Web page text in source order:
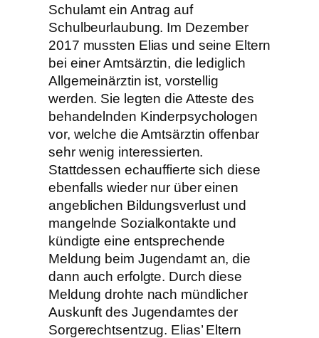
Schulamt ein Antrag auf
Schulbeurlaubung. Im Dezember
2017 mussten Elias und seine Eltern
bei einer Amtsärztin, die lediglich
Allgemeinärztin ist, vorstellig
werden. Sie legten die Atteste des
behandelnden Kinderpsychologen
vor, welche die Amtsärztin offenbar
sehr wenig interessierten.
Stattdessen echauffierte sich diese
ebenfalls wieder nur über einen
angeblichen Bildungsverlust und
mangelnde Sozialkontakte und
kündigte eine entsprechende
Meldung beim Jugendamt an, die
dann auch erfolgte. Durch diese
Meldung drohte nach mündlicher
Auskunft des Jugendamtes der
Sorgerechtsentzug. Elias’ Eltern